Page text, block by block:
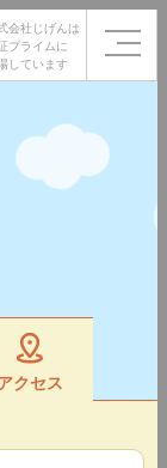
会社じげんは
プライムに
しています
クセス